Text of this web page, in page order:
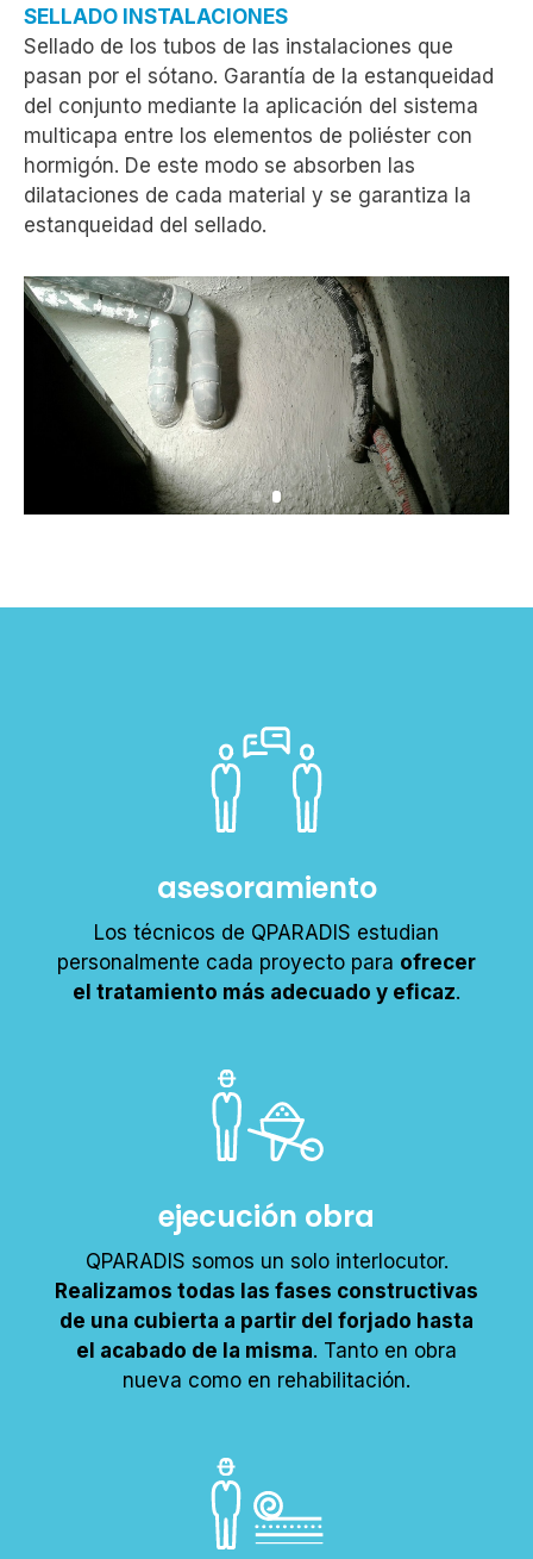
SELLADO INSTALACIONES
Sellado de los tubos de las instalaciones que
pasan por el sótano. Garantía de la estanqueidad
del conjunto mediante la aplicación del sistema
multicapa entre los elementos de poliéster con
hormigón. De este modo se absorben las
dilataciones de cada material y se garantiza la
estanqueidad del sellado.
asesoramiento
Los técnicos de QPARADIS estudian
personalmente cada proyecto para ofrecer
el tratamiento más adecuado y eficaz.
ejecución obra
QPARADIS somos un solo interlocutor.
Realizamos todas las fases constructivas
de una cubierta a partir del forjado hasta
el acabado de la misma. Tanto en obra
nueva como en rehabilitación.